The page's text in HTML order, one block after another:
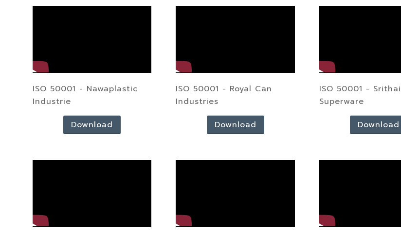
ISO 50001 - Nawaplastic
Industrie
Download
ISO 50001 - Royal Can
Industries
Download
ISO 50001 - Srithai
Superware
Download